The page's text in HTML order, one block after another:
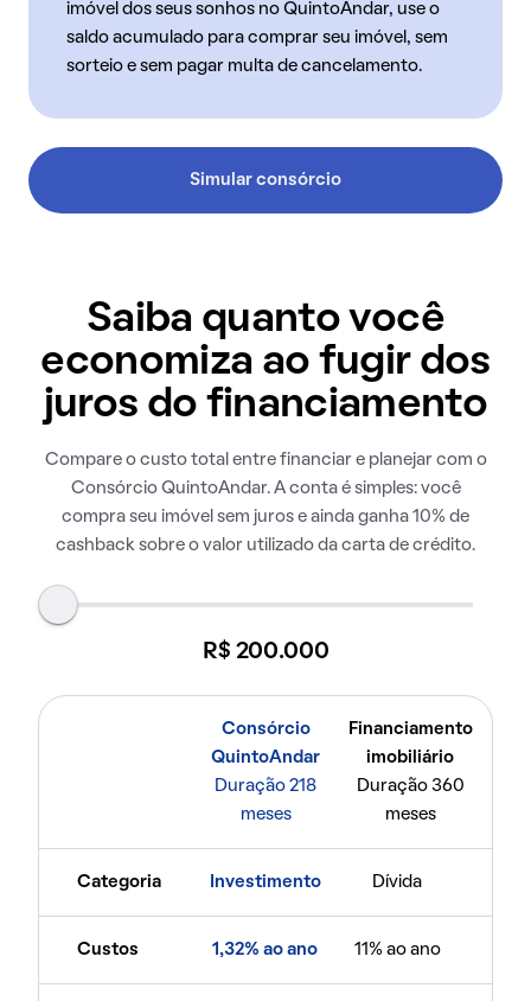
imóvel dos seus sonhos no QuintoAndar, use o
saldo acumulado para comprar seu imóvel, sem
sorteio e sem pagar multa de cancelamento.
Simular consórcio
Saiba quanto você
economiza ao fugir dos
juros do financiamento
Compare o custo total entre financiar e planejar com o
Consórcio QuintoAndar. A conta é simples: você
compra seu imóvel sem juros e ainda ganha 10% de
cashback sobre o valor utilizado da carta de crédito.
R$ 200.000
Consórcio
QuintoAndar
Duração 218
meses
Financiamento
imobiliário
Duração 360
meses
Categoria Investimento Dívida
Custos 1,32% ao ano 11% ao ano